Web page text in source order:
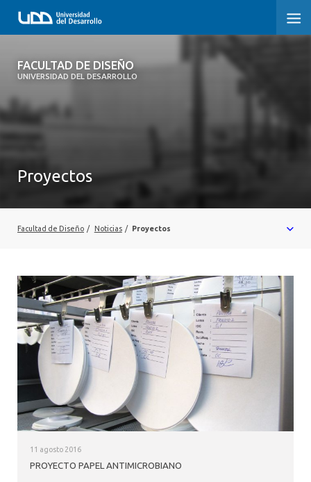
FACULTAD DE DISEÑO
UNIVERSIDAD DEL DESARROLLO
FACULTAD DE DISEÑO
INICIO
ALUMNI
AGENDA
Proyectos
Facultad de Diseño / Noticias / Proyectos
11 agosto 2016
PROYECTO PAPEL ANTIMICROBIANO